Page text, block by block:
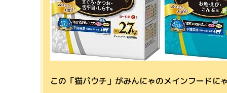
この「猫パウチ」がみんにゃのメインフードに